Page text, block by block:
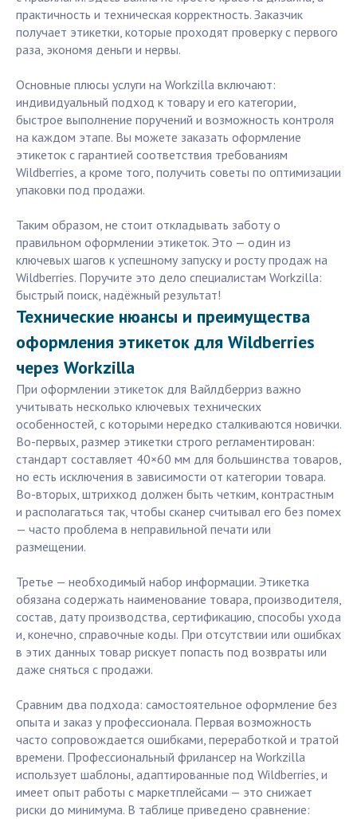
практичность и техническая корректность. Заказчик
получает этикетки, которые проходят проверку с первого
раза, экономя деньги и нервы.
Основные плюсы услуги на Workzilla включают:
индивидуальный подход к товару и его категории,
быстрое выполнение поручений и возможность контроля
на каждом этапе. Вы можете заказать оформление
этикеток с гарантией соответствия требованиям
Wildberries, а кроме того, получить советы по оптимизации
упаковки под продажи.
Таким образом, не стоит откладывать заботу о
правильном оформлении этикеток. Это — один из
ключевых шагов к успешному запуску и росту продаж на
Wildberries. Поручите это дело специалистам Workzilla:
быстрый поиск, надёжный результат!
Технические нюансы и преимущества
оформления этикеток для Wildberries
через Workzilla
При оформлении этикеток для Вайлдберриз важно
учитывать несколько ключевых технических
особенностей, с которыми нередко сталкиваются новички.
Во-первых, размер этикетки строго регламентирован:
стандарт составляет 40×60 мм для большинства товаров,
но есть исключения в зависимости от категории товара.
Во-вторых, штрихкод должен быть четким, контрастным
и располагаться так, чтобы сканер считывал его без помех
— часто проблема в неправильной печати или
размещении.
Третье — необходимый набор информации. Этикетка
обязана содержать наименование товара, производителя,
состав, дату производства, сертификацию, способы ухода
и, конечно, справочные коды. При отсутствии или ошибках
в этих данных товар рискует попасть под возвраты или
даже сняться с продажи.
Сравним два подхода: самостоятельное оформление без
опыта и заказ у профессионала. Первая возможность
часто сопровождается ошибками, переработкой и тратой
времени. Профессиональный фрилансер на Workzilla
использует шаблоны, адаптированные под Wildberries, и
имеет опыт работы с маркетплейсами — это снижает
риски до минимума. В таблице приведено сравнение: